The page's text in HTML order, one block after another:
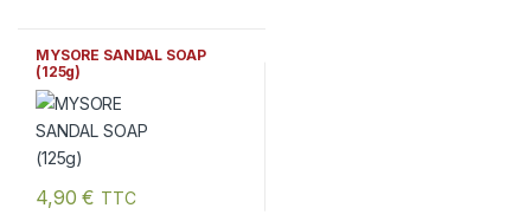
MYSORE SANDAL SOAP
(125g)
4,90€ TTC